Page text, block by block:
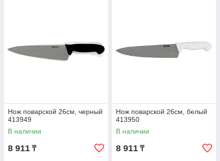
Нож поварской 26см, черный
413949
В наличии
8 911 ₸
Нож поварской 26см, белый
413950
В наличии
8 911 ₸